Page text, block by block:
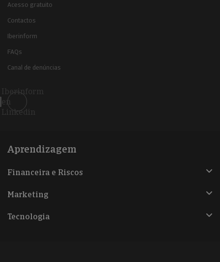
Acesso gratuito
Contactos
Iberinform
FAQs
Canal de denúncias
Iberinform
en
Linkedin
Aprendizagem
Financeira e Riscos
Marketing
Tecnologia